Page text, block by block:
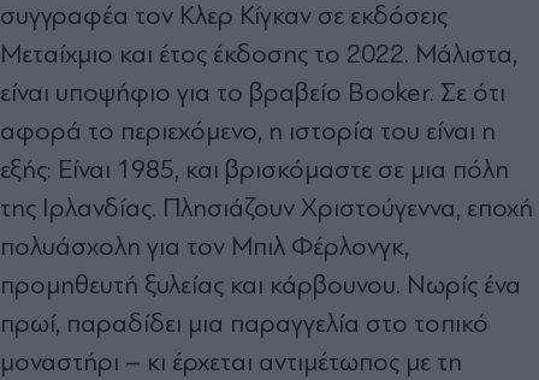
συγγραφέα τον Κλερ Κίγκαν σε εκδόσεις
Μεταίχμιο και έτος έκδοσης το 2022. Μάλιστα,
είναι υποψήφιο για το βραβείο Booker. Σε ότι
αφορά το περιεχόμενο, η ιστορία του είναι η
εξής: Είναι 1985, και βρισκόμαστε σε μια πόλη
της Ιρλανδίας. Πλησιάζουν Χριστούγεννα, εποχή
πολυάσχολη για τον Μπιλ Φέρλονγκ,
προμηθευτή ξυλείας και κάρβουνου. Νωρίς ένα
πρωί, παραδίδει μια παραγγελία στο τοπικό
μοναστήρι – κι έρχεται αντιμέτωπος με τη